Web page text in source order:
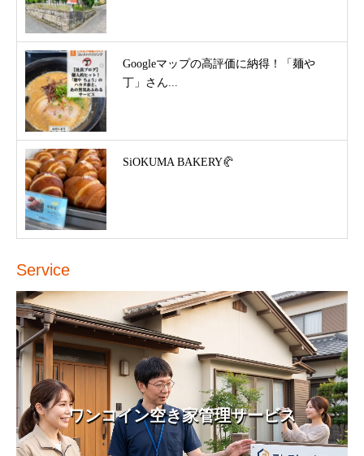
Googleマップの高評価に納得！「麺や
丁」さん...
SiOKUMA BAKERY🥐
Service
ワンコイン空き家管理サービス